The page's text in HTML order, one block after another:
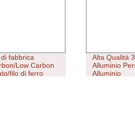
18 Pollice Tubo in
Tubo Ovale in
6063